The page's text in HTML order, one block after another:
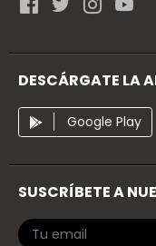
DESCÁRGATE LA
Google Play
SUSCRÍBETE A